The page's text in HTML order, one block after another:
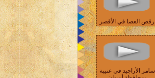
رقص العصا في الأقصر
سامر الأراجيد في عنيبة